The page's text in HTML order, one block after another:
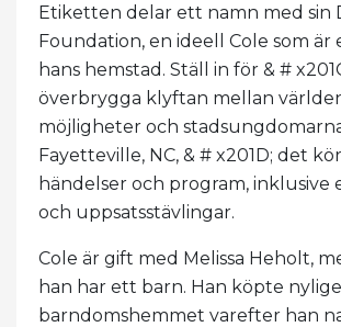
Etiketten delar ett namn med sin
Foundation, en ideell Cole som är
hans hemstad. Ställ in för & #
överbrygga klyftan mellan
möjligheter och
Fayetteville, NC, & # x201D; det
händelser och program, inklusive
och uppsatsstävlingar.
Cole är gift med Melissa Heholt,
han har ett barn. Han köpte
barndomshemmet varefter han